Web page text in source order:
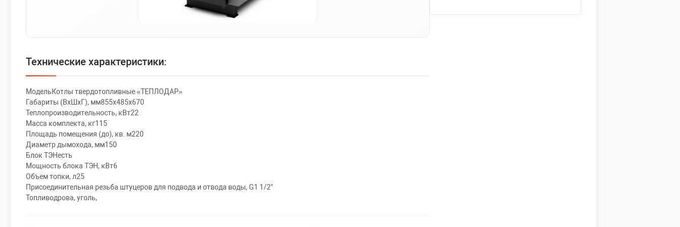
Технические характеристики:
МодельКотлы твердотопливные «ТЕПЛОДАР»
Габариты (ВхШхГ), мм855х485х670
Теплопроизводительность, кВт22
Масса комплекта, кг115
Площадь помещения (до), кв. м220
Диаметр дымохода, мм150
Блок ТЭНесть
Мощность блока ТЭН, кВт6
Объем топки, л25
Присоединительная резьба штуцеров для подвода и отвода воды, G1 1/2"
Топливодрова, уголь,